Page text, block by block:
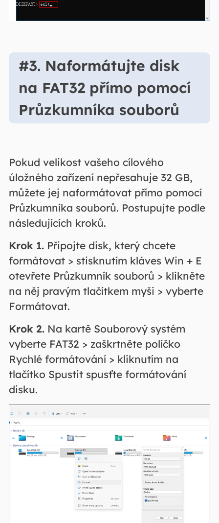
#3. Naformátujte disk
na FAT32 přímo pomocí
Průzkumníka souborů
Pokud velikost vašeho cílového
úložného zařízení nepřesahuje 32 GB,
můžete jej naformátovat přímo pomocí
Průzkumníka souborů. Postupujte podle
následujících kroků.
Krok 1.Připojte disk, který chcete
formátovat > stisknutím kláves Win + E
otevřete Průzkumník souborů > klikněte
na něj pravým tlačítkem myši > vyberte
Formátovat.
Krok 2.Na kartě Souborový systém
vyberte FAT32 > zaškrtněte políčko
Rychlé formátování > kliknutím na
tlačítko Spustit spusťte formátování
disku.